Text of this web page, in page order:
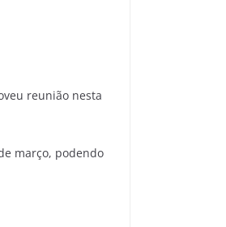
reunião nesta
março, podendo